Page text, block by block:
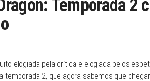
Temporada 2
elogiada pela crítica e elogiada pelos
temporada 2, que agora sabemos que